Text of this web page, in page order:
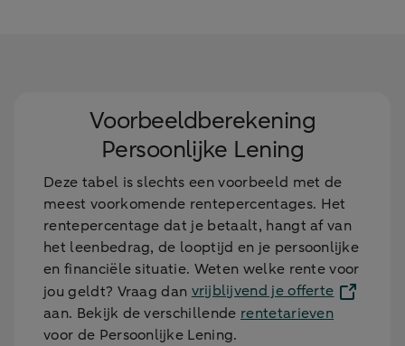
Voorbeeldberekening
Persoonlijke Lening
Deze tabel is slechts een voorbeeld met de
meest voorkomende rentepercentages. Het
rentepercentage dat je betaalt, hangt af van
het leenbedrag, de looptijd en je persoonlijke
en financiële situatie. Weten welke rente voor
jou geldt? Vraag dan vrijblijvend je offerte
aan. Bekijk de verschillende rentetarieven
voor de Persoonlijke Lening.